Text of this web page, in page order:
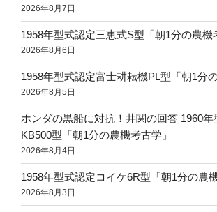
2026年8月7日
1958年型式認定三恵式S型「朝1分の農機
2026年8月6日
1958年型式認定富士耕耘機PL型「朝1分
2026年8月5日
ホンダの黒船に対抗！井関の回答 1960
KB500型「朝1分の農機考古学」
2026年8月4日
1958年型式認定コイケ6R型「朝1分の農
2026年8月3日